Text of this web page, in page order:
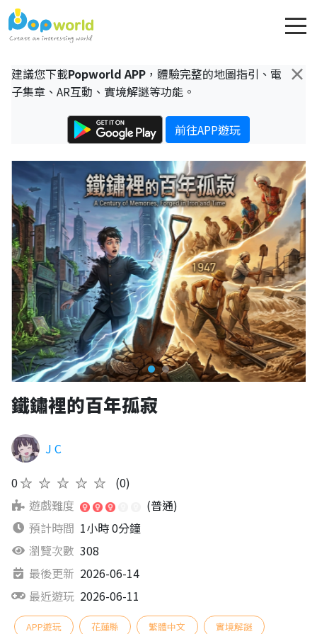
×
建議您下載Popworld APP ，體驗完整的地圖指引、電
子集章、AR互動、實境解謎等功能。
前往APP遊玩
鐵鏽裡的百年孤寂
J C
0★★★★★
(0)
遊戲難度
(普通)
預計時間 1小時 0分鐘
瀏覽次數 308
最後更新 2026-06-14
最近遊玩 2026-06-11
APP遊玩 花蓮縣 繁體中文 實境解謎